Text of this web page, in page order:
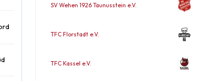
SV Wehen 1926 Taunusstein e.V.
TFC Florstadt e.V.
TFC Kassel e.V.